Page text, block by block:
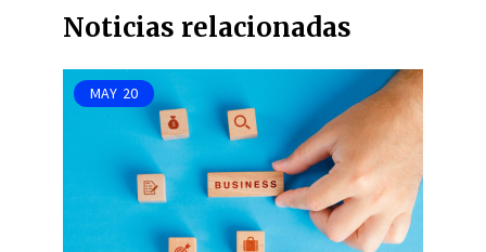
Noticias relacionadas
MAY 20